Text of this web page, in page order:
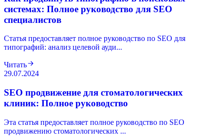
системах: Полное руководство для SEO
специалистов
Статья предоставляет полное руководство по SEO для
типографий: анализ целевой ауди...
Читать
29.07.2024
SEO продвижение для стоматологических
клиник: Полное руководство
Эта статья предоставляет полное руководство по SEO
продвижению стоматологических ...